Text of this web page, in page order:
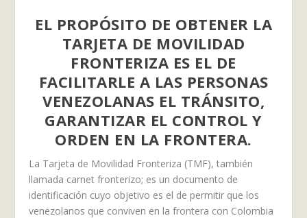
EL PROPÓSITO DE OBTENER LA
TARJETA DE MOVILIDAD
FRONTERIZA ES EL DE
FACILITARLE A LAS PERSONAS
VENEZOLANAS EL TRÁNSITO,
GARANTIZAR EL CONTROL Y
ORDEN EN LA FRONTERA.
La Tarjeta de Movilidad Fronteriza (TMF), también
llamada carnet fronterizo; es un documento de
identificación cuyo objetivo es el de permitir que los
venezolanos que conviven en la frontera con Colombia